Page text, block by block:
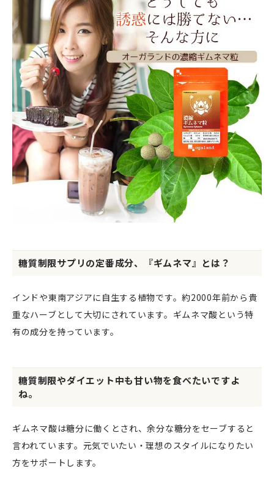
糖質制限サプリの定番成分、『ギムネマ』とは？
インドや東南アジアに自生する植物です。約2000年前から貴
重なハーブとして大切にされています。ギムネマ酸という特
有の成分を持っています。
糖質制限やダイエット中も甘い物を食べたいですよ
ね。
ギムネマ酸は糖分に働くとされ、余分な糖分をセーブすると
言われています。元気でいたい・理想のスタイルになりたい
方をサポートします。